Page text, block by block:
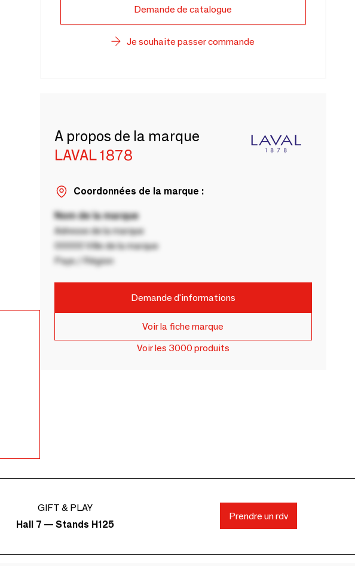
Demande de catalogue
Je souhaite passer commande
A propos de la marque
LAVAL 1878
Coordonnées de la marque :
Nom de la marque
Adresse de la marque
00000 Ville de la marque
Pays / Région
Demande d'informations
Voir la fiche marque
Voir les 3000 produits
GIFT & PLAY
Hall 7 — Stands H125
Prendre un rdv